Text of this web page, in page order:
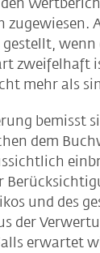
zugewiesen.
gestellt,
zweifelhaft
mehr als
bemisst
dem
und des
der
erwartet